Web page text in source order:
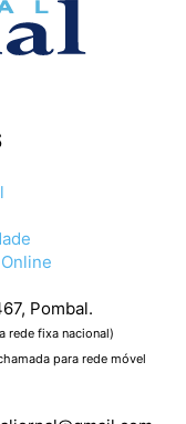
Pombal.
rede fixa nacional)
para rede móvel